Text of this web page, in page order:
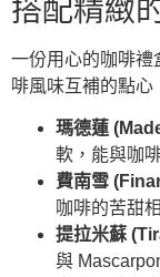
搭配精緻
一份用心的咖啡禮
啡風味互補的點心
瑪德蓮
軟，能與咖
費南雪
咖啡的苦甜
提拉米蘇
與